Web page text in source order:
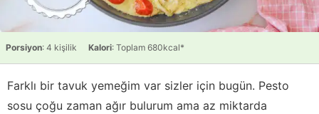
Porsiyon: 4 kişilik Kalori: Toplam 680kcal*
Farklı bir tavuk yemeğim var sizler için bugün. Pesto
sosu çoğu zaman ağır bulurum ama az miktarda